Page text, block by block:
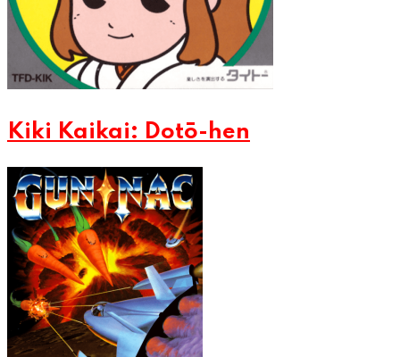
Kiki Kaikai: Dotō-hen